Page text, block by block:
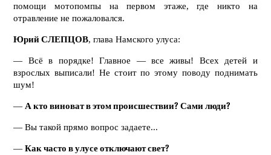
помощи мотопомпы на первом этаже, где никто на
отравление не пожаловался.
Юрий СЛЕПЦОВ, глава Намского улуса:
— Всё в порядке! Главное — все живы! Всех детей и
взрослых выписали! Не стоит по этому поводу поднимать
шум!
—А кто виноват в этом происшествии? Сами люди?
— Вы такой прямо вопрос задаете...
—Как часто в улусе отключают свет?